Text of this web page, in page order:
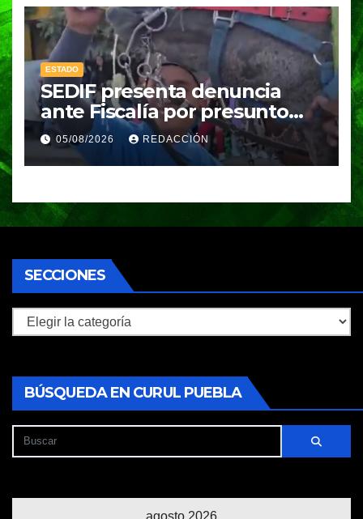
temporada de lluvias
ESTADO
SEDIF presenta denuncia
ante Fiscalía por presunto
caso de maltrato animal
05/08/2026 REDACCIÓN
SECCIONES
Secciones
BÚSQUEDA EN CURUL PUEBLA